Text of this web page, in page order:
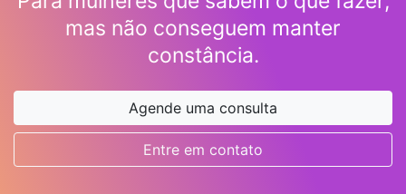
mas não conseguem manter
constância.
Agende uma consulta
Entre em contato